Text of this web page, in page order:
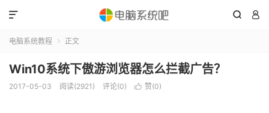
 

电脑系统教程  正文
Win10系统下傲游浏览器怎么拦截广告？
2017-05-03 阅读(2921) 评论(0)  赞(0)